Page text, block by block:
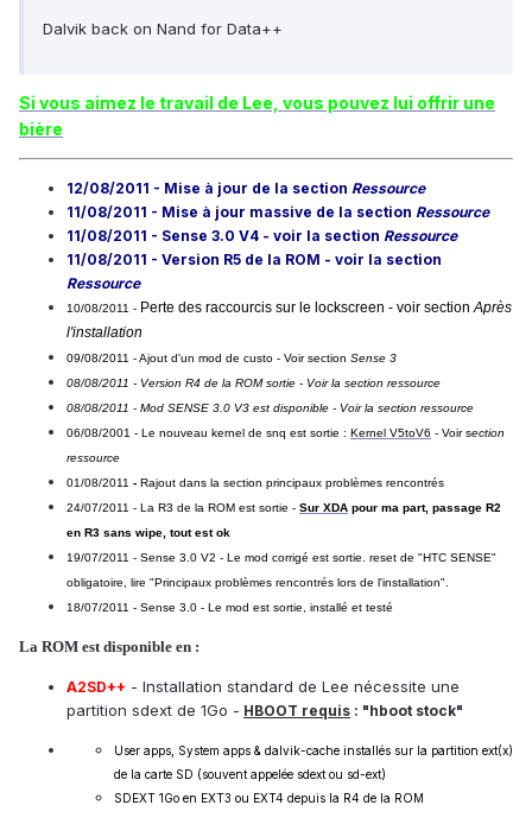
Dalvik back on Nand for Data++
Si vous aimez le travail de Lee, vous pouvez lui offrir une
bière
12/08/2011 - Mise à jour de la section Ressource
11/08/2011 - Mise à jour massive de la section Ressource
11/08/2011 - Sense 3.0 V4 - voir la section Ressource
11/08/2011 - Version R5 de la ROM - voir la section
Ressource
10/08/2011 - Perte des raccourcis sur le lockscreen - voir sectionAprès
l'installation
09/08/2011 - Ajout d'un mod de custo - Voir section Sense 3
08/08/2011 - Version R4 de la ROM sortie - Voir la section ressource
08/08/2011 - Mod SENSE 3.0 V3 est disponible - Voir la section ressource
06/08/2001 - Le nouveau kernel de snq est sortie : Kernel V5toV6 - Voir section
ressource
01/08/2011 - Rajout dans la section principaux problèmes rencontrés
24/07/2011 - La R3 de la ROM est sortie - Sur XDA pour ma part, passage R2
en R3 sans wipe, tout est ok
19/07/2011 - Sense 3.0 V2 - Le mod corrigé est sortie. reset de "HTC SENSE"
obligatoire, lire "Principaux problèmes rencontrés lors de l'installation".
18/07/2011 - Sense 3.0 - Le mod est sortie, installé et testé
La ROM est disponible en :
A2SD++ - Installation standard de Lee nécessite une
partition sdext de 1Go - HBOOT requis : "hboot stock"
User apps, System apps & dalvik-cache installés sur la partition ext(x)
de la carte SD (souvent appelée sdext ou sd-ext)
SDEXT 1Go en EXT3 ou EXT4 depuis la R4 de la ROM